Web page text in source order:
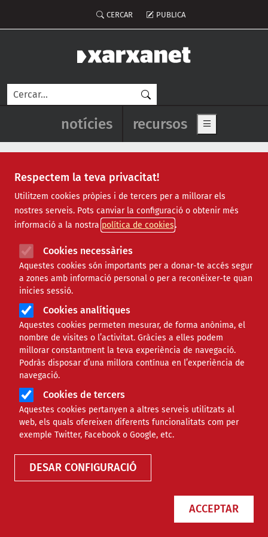
Respectem la teva privacitat!
Utilitzem cookies pròpies i de tercers per a millorar els
nostres serveis. Pots canviar la configuració o obtenir més
informació a la nostra política de cookies
Cookies necessàries
Aquestes cookies són importants per a donar-te accés segur
a zones amb informació personal o per a reconèixer-te quan
inicies sessió.
Cookies analítiques
Aquestes cookies permeten mesurar, de forma anònima, el
nombre de visites o l’activitat. Gràcies a elles podem
millorar constantment la teva experiència de navegació.
Podràs disposar d’una millora contínua en l’experiència de
navegació.
Cookies de tercers
Aquestes cookies pertanyen a altres serveis utilitzats al
web, els quals ofereixen diferents funcionalitats com per
exemple Twitter, Facebook o Google, etc.
DESAR CONFIGURACIÓ
ACCEPTAR
Menú del compte d'usuari
CERCAR PUBLICA
Cerca
Navegació principal de
notícies recursos Show main
la coordi
Carla Liébana: “Cal reduir la
producció i els residus
urgentment”